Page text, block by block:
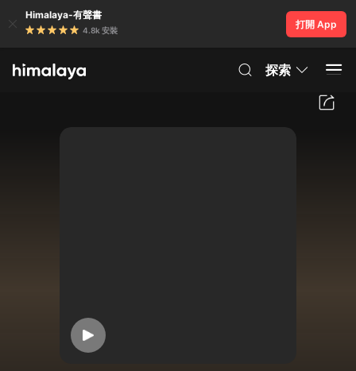
Himalaya-有聲書
4.8k 安裝
打開 App
探索